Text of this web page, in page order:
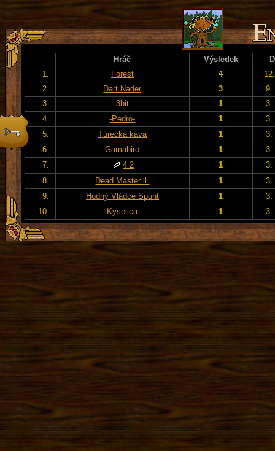
Hráč Výsledek
1.
Forest 4
2.
Dart Nader 3
9.
3.
3bit 1
3.
4.
-Pedro- 1
3.
5.
Turecká káva 1
3.
6.
Gamahiro 1
3.
7.
4 2 1
3.
8.
Dead Master ll. 1
3.
9.
Hodný Vládce Spunt 1
3.
10.
Kyselica 1 3.